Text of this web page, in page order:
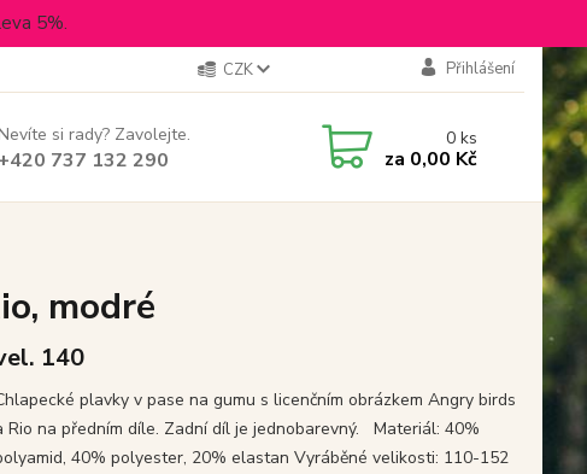
5%.
CZK Přihlášení
Nevíte si rady? Zavolejte.
+420 737 132 290
0ks
za 0,00 Kč
modré
140
plavky v pase na gumu s licenčním obrázkem Angry birds
Rio na předním díle. Zadní díl je jednobarevný. Materiál: 40%
40% polyester, 20% elastan Vyráběné velikosti: 110-152